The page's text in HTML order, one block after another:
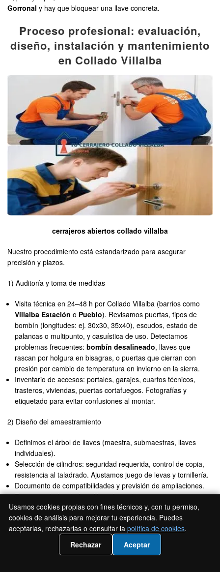
Gorronal y hay que bloquear una llave concreta.
Proceso profesional: evaluación,
diseño, instalación y mantenimiento
en Collado Villalba
cerrajeros abiertos collado villalba
Nuestro procedimiento está estandarizado para asegurar
precisión y plazos.
1) Auditoría y toma de medidas
Visita técnica en 24–48 h por Collado Villalba (barrios como
Villalba Estación o Pueblo). Revisamos puertas, tipos de
bombín (longitudes: ej. 30x30, 35x40), escudos, estado de
palancas o multipunto, y casuística de uso. Detectamos
problemas frecuentes:bombín desalineado, llaves que
rascan por holgura en bisagras, o puertas que cierran con
presión por cambio de temperatura en invierno en la sierra.
Inventario de accesos: portales, garajes, cuartos técnicos,
trasteros, viviendas, puertas cortafuegos. Fotografías y
etiquetado para evitar confusiones al montar.
2) Diseño del amaestramiento
Definimos el árbol de llaves (maestra, submaestras, llaves
individuales).
Selección de cilindros: seguridad requerida, control de copia,
resistencia al taladrado. Ajustamos juego de levas y tornillería.
Documento de compatibilidades y previsión de ampliaciones.
En comunidades deLos Negralessolemos prever +10%
cilindros futuros.
3) Instalación y pruebas
Retirada de cilindros antiguos y montaje con plantilla de par
📲 Llámanos 919932736
Usamos cookies propias con fines técnicos y, con tu permiso,
cookies de análisis para mejorar tu experiencia. Puedes
aceptarlas, rechazarlas o consultar la política de cookies.
Rechazar
Aceptar